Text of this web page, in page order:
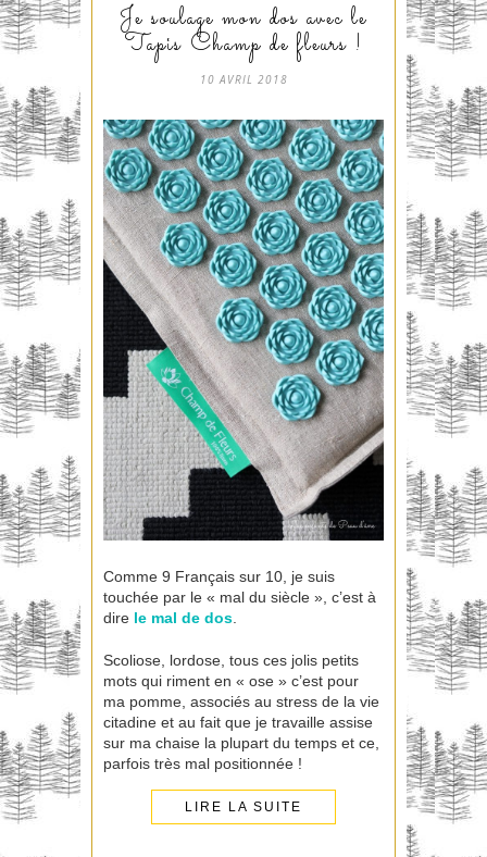
Je soulage mon dos avec le
Tapis Champ de fleurs !
10 AVRIL 2018
Comme 9 Français sur 10, je suis
touchée par le « mal du siècle », c’est à
dire le mal de dos
Scoliose, lordose, tous ces jolis petits
mots qui riment en « ose » c’est pour
ma pomme, associés au stress de la vie
citadine et au fait que je travaille assise
sur ma chaise la plupart du temps et ce,
parfois très mal positionnée !
LIRE LA SUITE